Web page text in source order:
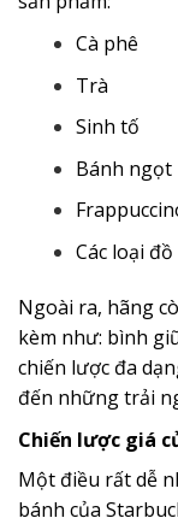
Cà phê
Trà
Sinh tố
Bánh ngọt
Các loại
Ngoài ra, hãng
kèm như: bình
chiến lược đa
đến những trải
Chiến lược giá
Một điều rất dễ
bánh của